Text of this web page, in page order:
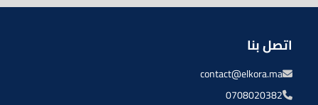
اتصل بنا
contact@elkora.ma
0708020382